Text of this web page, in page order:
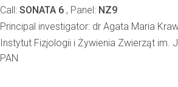
Call: SONATA 6 , Panel: NZ9
Principal investigator: dr Agata Maria
Instytut Fizjologii i Żywienia Zwierząt im.
PAN